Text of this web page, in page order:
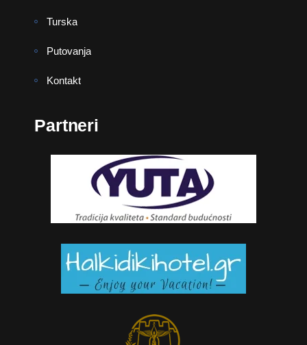
Turska
Putovanja
Kontakt
Partneri